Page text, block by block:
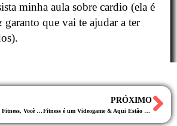
minha aula sobre cardio (ela é
que vai te ajudar a ter
Se Você Está Sofrendo No Fitness, Você Está Fazendo Isso ERRADO
PRÓXIMO
Fitness é um Videogame & Aqui Estão Os Códigos Secretos